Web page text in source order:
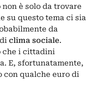
è solo da trovare
su questo tema ci sia
da
clima sociale.
che i cittadini
E, sfortunatamente,
con qualche euro di